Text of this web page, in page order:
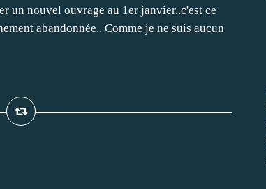
un nouvel ouvrage au 1er janvier..c'est ce
abandonnée.. Comme je ne suis aucun